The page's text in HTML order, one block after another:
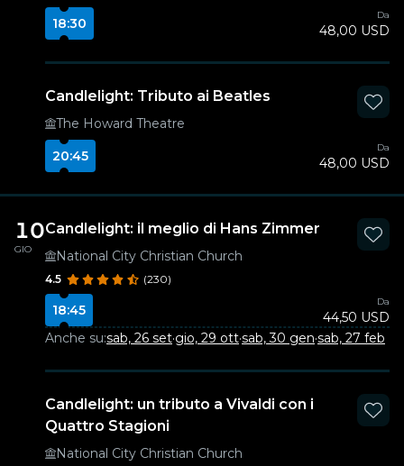
18:30
Da
48,00 USD
Candlelight: Tributo ai Beatles
The Howard Theatre
20:45
Da
48,00 USD
10
GIO
Candlelight: il meglio di Hans Zimmer
National City Christian Church
4.5 (230)
18:45
Da
44,50 USD
Anche su:sab, 26 set·gio, 29 ott·sab, 30 gen·sab, 27 feb
Candlelight: un tributo a Vivaldi con i
Quattro Stagioni
National City Christian Church